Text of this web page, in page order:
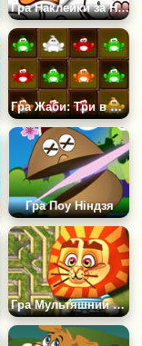
Гра Наклейки за Номерами: Пазл-розмальовка
Гра Жаби: Три в Ряд
Гра Поу Ніндзя
Гра Мультяшний Лабіринт